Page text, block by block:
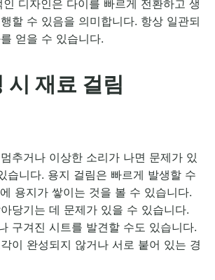
디자인은 다이를 빠르게 전환하고 생
할 수 있음을 의미합니다. 항상 일관되
얻을 수 있습니다.
시 재료 걸림
추거나 이상한 소리가 나면 문제가 있
습니다. 용지 걸림은 빠르게 발생할 수
용지가 쌓이는 것을 볼 수 있습니다.
당기는 데 문제가 있을 수 있습니다.
구겨진 시트를 발견할 수도 있습니다.
이 완성되지 않거나 서로 붙어 있는 경